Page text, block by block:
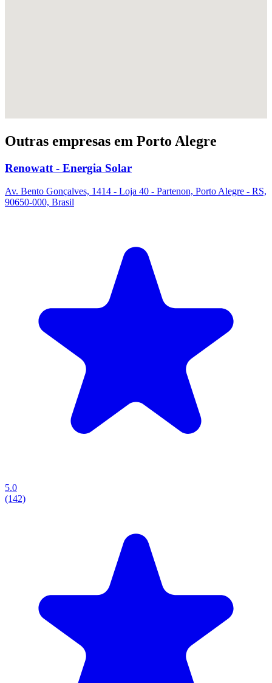
Outras empresas em Porto Alegre
Renowatt - Energia Solar
Av. Bento Gonçalves, 1414 - Loja 40 - Partenon, Porto Alegre - RS,
90650-000, Brasil
5.0
(142)